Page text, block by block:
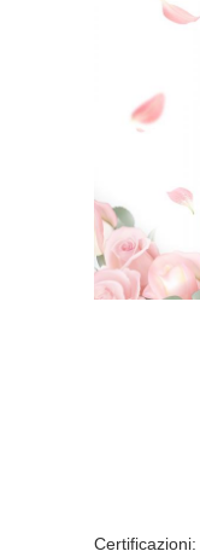
Certificazioni: